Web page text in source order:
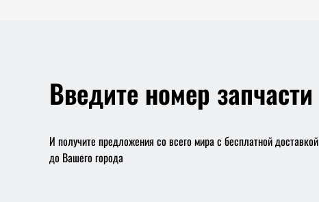
Введите номер запчасти
И получите предложения со всего мира с бесплатной доставкой
до Вашего города